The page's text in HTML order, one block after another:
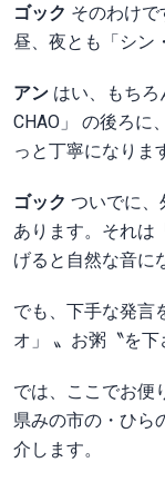
ゴック そのわけで
昼、夜とも「シン
アン はい、もち
CHAO」 の後ろに
っと丁寧になりま
ゴック ついでに、
あります。それは
げると自然な音に
でも、下手な発言
オ」 〟お粥〝を下
では、ここでお便
県みの市の・ひら
介します。